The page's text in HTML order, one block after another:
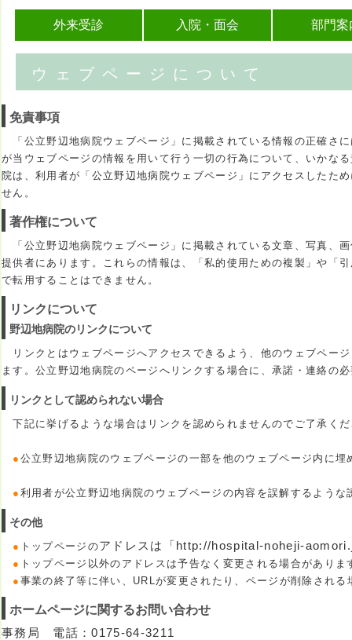
外来受診 入院・面会 部門案
ウェブページについて
免責事項
「公立野辺地病院ウェブページ」に掲載されている情報の正確さ
が当ウェブページの情報を用いて行う一切の行為について、いかな
院は、利用者が「公立野辺地病院ウェブページ」にアクセスしたた
せん。
著作権について
「公立野辺地病院ウェブページ」に掲載されている文章、写真、
提供者にあります。これらの情報は、「私的使用ための複製」や「
で転用することはできません。
リンクについて
野辺地病院のリンクについて
リンクとはウェブページへアクセスできるよう、他のウェブペー
ます。 公立野辺地病院のページへリンクする場合に、承諾・連絡の
リンクとして認められない場合
下記に挙げるような場合はリンクを認められませんのでご了承く
● 公立野辺地病院のウェブページの一部を他のウェブページ内に埋
● 利用者が公立野辺地病院のウェブページの内容を誤解するような
その他
● トップページのアドレスは「http://hospital-noheji-
● トップページ以外のアドレスは予告なく変更される場合がありま
● 事業の終了等に伴い、URLが変更されたり、ページが削除される
ホームページに関するお問い合わせ
事務局 電話：0175-64-3211